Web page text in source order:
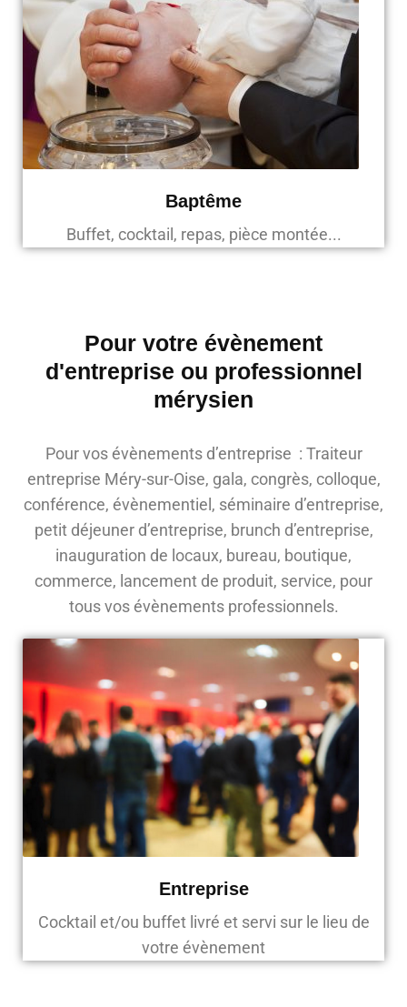
Baptême
Buffet, cocktail, repas, pièce montée...
Pour votre évènement
d'entreprise ou professionnel
mérysien
Pour vos évènements d’entreprise : Traiteur
entreprise Méry-sur-Oise, gala, congrès, colloque,
conférence, évènementiel, séminaire d’entreprise,
petit déjeuner d’entreprise, brunch d’entreprise,
inauguration de locaux, bureau, boutique,
commerce, lancement de produit, service, pour
tous vos évènements professionnels.
Entreprise
Cocktail et/ou buffet livré et servi sur le lieu de
votre évènement